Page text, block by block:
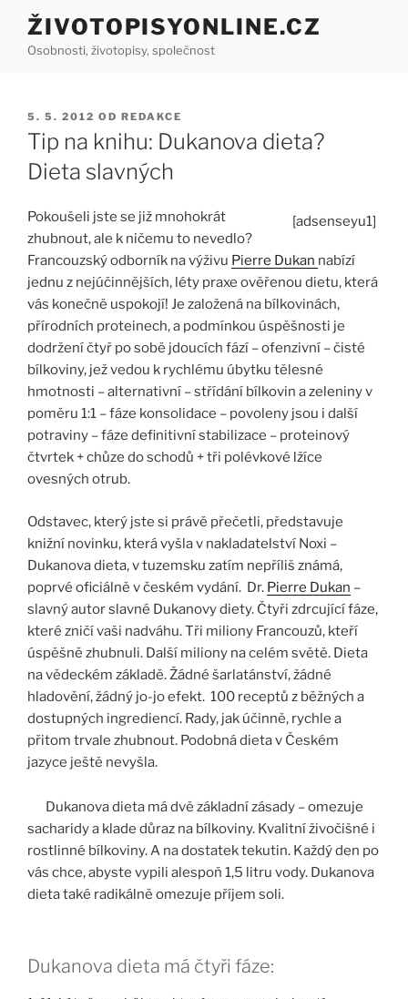
Přejít
obsahu
ŽIVOTOPISYONLINE.CZ
Osobnosti, životopisy, společnost
PUBLIKOVÁNO
5. 5. 2012 OD REDAKCE
Tip na knihu: Dukanova dieta?
Dieta slavných
[adsenseyu1]
Pokoušeli jste se již mnohokrát
zhubnout, ale k ničemu to nevedlo?
Francouzský odborník na výživu Pierre Dukan nabízí
jednu z nejúčinnějších, léty praxe ověřenou dietu, která
vás konečně uspokojí! Je založená na bílkovinách,
přírodních proteinech, a podmínkou úspěšnosti je
dodržení čtyř po sobě jdoucích fází – ofenzivní – čisté
bílkoviny, jež vedou k rychlému úbytku tělesné
hmotnosti – alternativní – střídání bílkovin a zeleniny v
poměru 1:1 – fáze konsolidace – povoleny jsou i další
potraviny – fáze definitivní stabilizace – proteinový
čtvrtek + chůze do schodů + tři polévkové lžíce
ovesných otrub.
Odstavec, který jste si právě přečetli, představuje
knižní novinku, která vyšla v nakladatelství Noxi –
Dukanova dieta, v tuzemsku zatím nepříliš známá,
poprvé oficiálně v českém vydání. Dr. Pierre Dukan –
slavný autor slavné Dukanovy diety. Čtyři zdrcující fáze,
které zničí vaši nadváhu. Tři miliony Francouzů, kteří
úspěšně zhubnuli. Další miliony na celém světě. Dieta
na vědeckém základě. Žádné šarlatánství, žádné
hladovění, žádný jo-jo efekt. 100 receptů z běžných a
dostupných ingrediencí. Rady, jak účinně, rychle a
přitom trvale zhubnout. Podobná dieta v Českém
jazyce ještě nevyšla.
Dukanova dieta má dvě základní zásady – omezuje
sacharidy a klade důraz na bílkoviny. Kvalitní živočišné i
rostlinné bílkoviny. A na dostatek tekutin. Každý den po
vás chce, abyste vypili alespoň 1,5 litru vody. Dukanova
dieta také radikálně omezuje příjem soli.
Dukanova dieta má čtyři fáze: